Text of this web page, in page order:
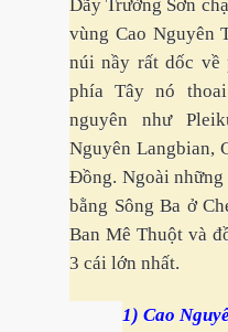
Dãy Trường Sơn
vùng Cao Nguyên
núi nầy rất dốc về
phía Tây nó
nguyên như
Nguyên Langbian,
Đồng. Ngoài những
bằng Sông Ba ở
Ban Mê Thuột và
3 cái lớn nhất.
1) Cao
và FAO